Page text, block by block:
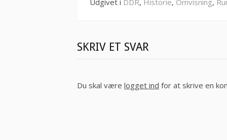
Udgivet i DDR, Historie, Omvisning,
SKRIV ET SVAR
Du skal være logget ind for at skrive en